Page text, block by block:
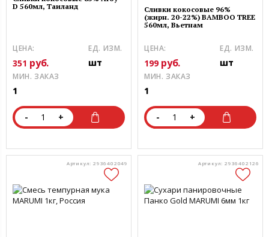
D 560мл, Таиланд
ЦЕНА:
351 руб. шт
ЕД. ИЗМ.
1
МИН. ЗАКАЗ
- +
Сливки кокосовые 96%
(жирн. 20-22%) BAMBOO TREE
560мл, Вьетнам
ЦЕНА:
199 руб. шт
ЕД. ИЗМ.
1
МИН. ЗАКАЗ
- +
Артикул: 2936402049 Артикул: 2936402126